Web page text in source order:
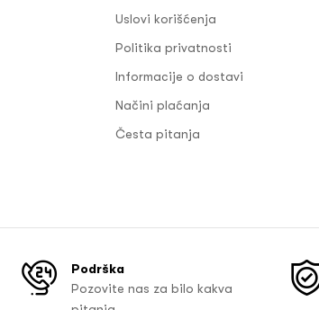
Uslovi korišćenja
Politika privatnosti
Informacije o dostavi
Načini plaćanja
Česta pitanja
Podrška
Pozovite nas za bilo kakva